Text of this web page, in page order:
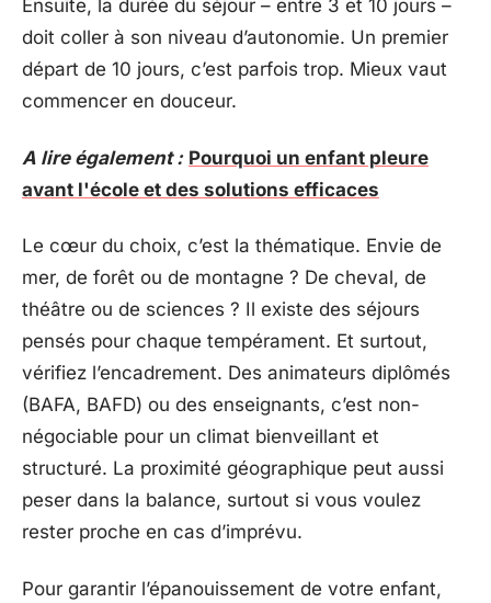
Ensuite, la durée du séjour – entre 3 et 10 jours –
doit coller à son niveau d’autonomie. Un premier
départ de 10 jours, c’est parfois trop. Mieux vaut
commencer en douceur.
A lire également : Pourquoi un enfant pleure
avant l'école et des solutions efficaces
Le cœur du choix, c’est la thématique. Envie de
mer, de forêt ou de montagne ? De cheval, de
théâtre ou de sciences ? Il existe des séjours
pensés pour chaque tempérament. Et surtout,
vérifiez l’encadrement. Des animateurs diplômés
(BAFA, BAFD) ou des enseignants, c’est non-
négociable pour un climat bienveillant et
structuré. La proximité géographique peut aussi
peser dans la balance, surtout si vous voulez
rester proche en cas d’imprévu.
Pour garantir l’épanouissement de votre enfant,